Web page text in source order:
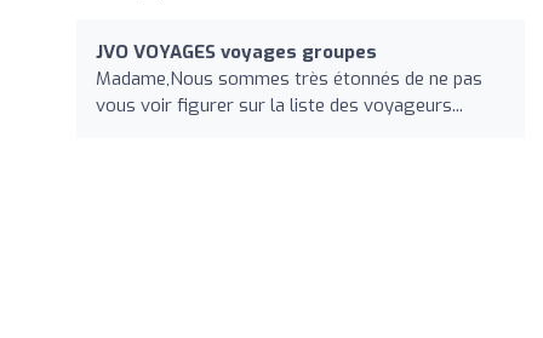
JVO VOYAGES voyages groupes
Madame,Nous sommes très étonnés de ne pas
vous voir figurer sur la liste des voyageurs...